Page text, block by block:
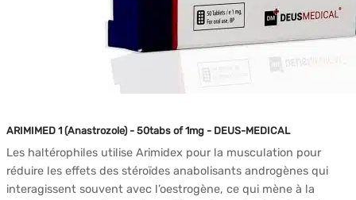
ARIMIMED 1 (Anastrozole) - 50tabs of 1mg - DEUS-MEDICAL
Les haltérophiles utilise Arimidex pour la musculation pour
réduire les effets des stéroïdes anabolisants androgènes qui
interagissent souvent avec l’oestrogène, ce qui mène à la